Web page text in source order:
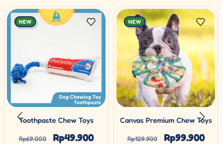
NEW
Toothpaste Chew Toys
Rp69.000 Rp49.900
NEW
Canvas Premium Chew Toys
Rp129.900 Rp99.900